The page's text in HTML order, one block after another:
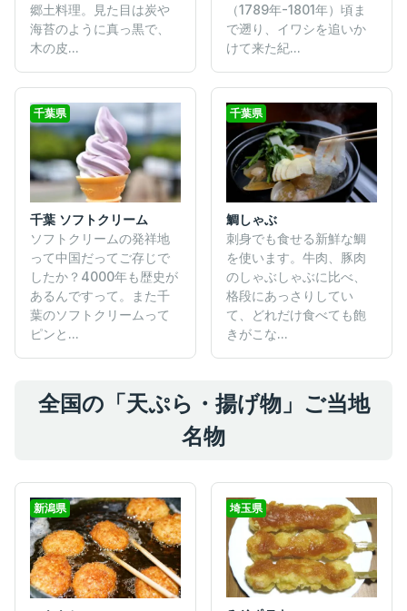
郷土料理。見た目は炭や
海苔のように真っ黒で、
木の皮...
（1789年-1801年）頃ま
で遡り、イワシを追いか
けて来た紀...
千葉県
千葉 ソフトクリーム
ソフトクリームの発祥地
って中国だってご存じで
したか？4000年も歴史が
あるんですって。また千
葉のソフトクリームって
ピンと...
千葉県
鯛しゃぶ
刺身でも食せる新鮮な鯛
を使います。牛肉、豚肉
のしゃぶしゃぶに比べ、
格段にあっさりしてい
て、どれだけ食べても飽
きがこな...
全国の「天ぷら・揚げ物」ご当地
名物
新潟県 埼玉県